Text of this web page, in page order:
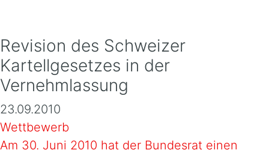
Revision des Schweizer
Kartellgesetzes in der
Vernehmlassung
23.09.2010
Wettbewerb
Am 30. Juni 2010 hat der Bundesrat einen